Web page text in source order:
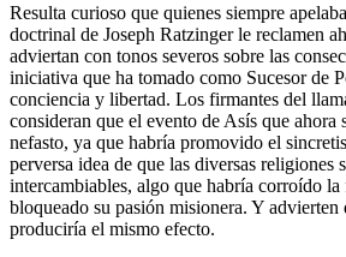
Resulta curioso que quienes siempre
doctrinal de Joseph Ratzinger le reclamen
adviertan con tonos severos sobre las
iniciativa que ha tomado como Sucesor de
conciencia y libertad. Los firmantes del
consideran que el evento de Asís que ahora
nefasto, ya que habría promovido el
perversa idea de que las diversas religiones
intercambiables, algo que habría corroído
bloqueado su pasión misionera. Y advierten
produciría el mismo efecto.